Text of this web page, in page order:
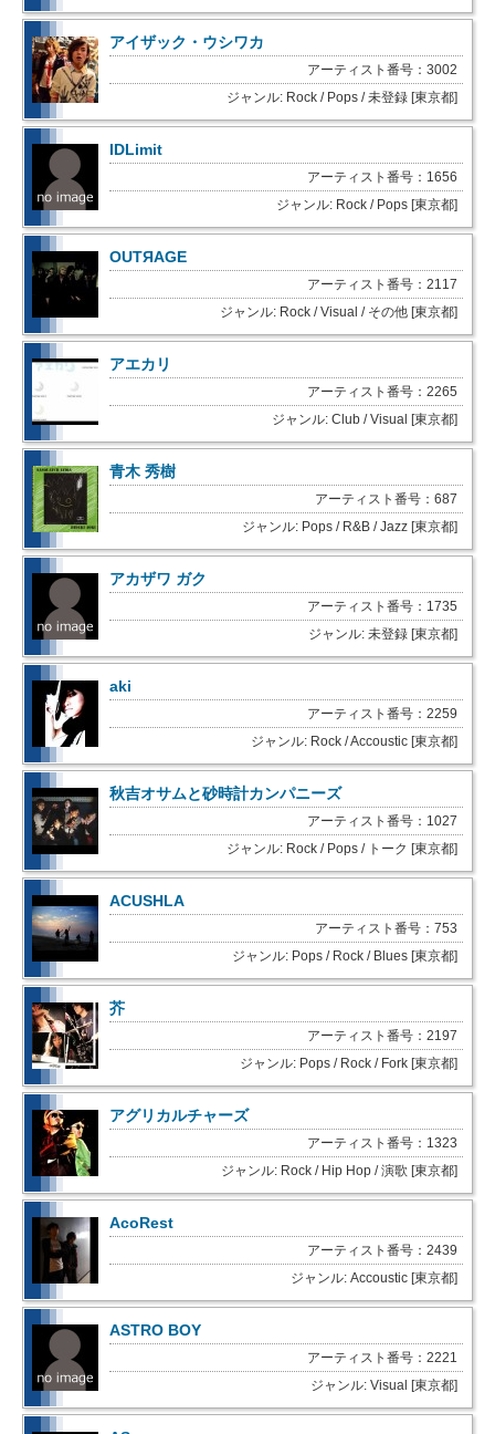
アイザック・ウシワカ
アーティスト番号：3002
ジャンル: Rock / Pops / 未登録 [東京都]
IDLimit
アーティスト番号：1656
ジャンル: Rock / Pops [東京都]
OUTЯAGE
アーティスト番号：2117
ジャンル: Rock / Visual / その他 [東京都]
アエカリ
アーティスト番号：2265
ジャンル: Club / Visual [東京都]
青木 秀樹
アーティスト番号：687
ジャンル: Pops / R&B / Jazz [東京都]
アカザワ ガク
アーティスト番号：1735
ジャンル: 未登録 [東京都]
aki
アーティスト番号：2259
ジャンル: Rock / Accoustic [東京都]
秋吉オサムと砂時計カンパニーズ
アーティスト番号：1027
ジャンル: Rock / Pops / トーク [東京都]
ACUSHLA
アーティスト番号：753
ジャンル: Pops / Rock / Blues [東京都]
芥
アーティスト番号：2197
ジャンル: Pops / Rock / Fork [東京都]
アグリカルチャーズ
アーティスト番号：1323
ジャンル: Rock / Hip Hop / 演歌 [東京都]
AcoRest
アーティスト番号：2439
ジャンル: Accoustic [東京都]
ASTRO BOY
アーティスト番号：2221
ジャンル: Visual [東京都]